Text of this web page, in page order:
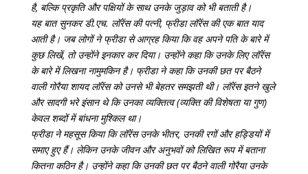
है, बल्कि प्रकृति और पक्षियों के साथ उनके जुड़ाव को भी बताती है।
यह बात सुनकर डी.एच. लॉरेंस की पत्नी, फ्रीडा लॉरेंस की एक बात याद
आती है। जब लोगों ने फ्रीडा से आग्रह किया कि वह अपने पति के बारे में
कुछ लिखें, तो उन्होंने इनकार कर दिया। उन्होंने कहा कि उनके लिए लॉरेंस
के बारे में लिखना नामुमकिन है। फ्रीडा ने कहा कि उनकी छत पर बैठने
वाली गोरैया शायद लॉरेंस को उनसे भी बेहतर समझती थी। लॉरेंस इतने खुले
और सादगी भरे इंसान थे कि उनका व्यक्तित्व (व्यक्ति की विशेषता या गुण)
केवल शब्दों में बांधना मुश्किल था।
फ्रीडा ने महसूस किया कि लॉरेंस उनके भीतर, उनकी रगों और हड्डियों में
समाए हुए हैं। लेकिन उनके जीवन और अनुभवों को लिखित रूप में बताना
कितना कठिन है। उन्होंने कहा कि उनकी छत पर बैठने वाली गोरैया उनके